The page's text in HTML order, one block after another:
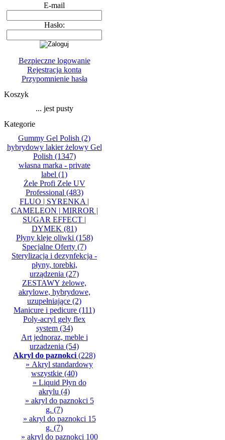
E-mail
Hasło:
Bezpieczne logowanie
Rejestracja konta
Przypomnienie hasła
Koszyk
... jest pusty
Kategorie
Gummy Gel Polish (2)
hybrydowy lakier żelowy Gel
Polish (1347)
własna marka - private
label (1)
Żele Profi Zele UV
Professional (483)
FLUO | SYRENKA |
CAMELEON | MIRROR |
SUGAR EFFECT |
DYMEK (81)
Płyny kleje oliwki (158)
Specjalne Oferty (7)
Sterylizacja i dezynfekcja -
płyny, torebki,
urządzenia (27)
ZESTAWY żelowe,
akrylowe, hybrydowe,
uzupełniające (2)
Manicure i pedicure (111)
Poly-acryl gely flex
system(34)
Art jednoraz, meble i
urzadzenia (54)
Akryl do paznokci (228)
» Akryl standardowy
wszystkie (40)
» Liquid Płyn do
akrylu (4)
» akryl do paznokci 5
g. (7)
» akryl do paznokci 15
g. (7)
» akryl do paznokci 100